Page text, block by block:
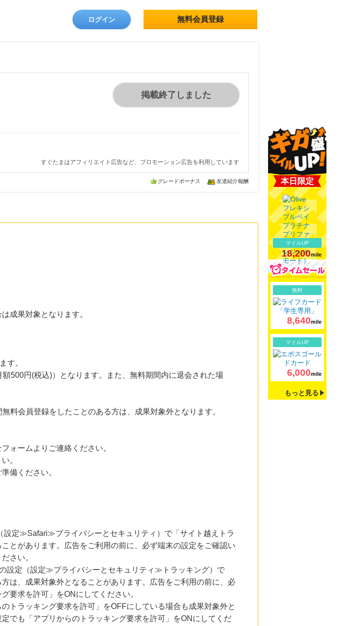
ログイン 無料会員登録
掲載終了しました
すぐたまはアフィリエイト広告など、プロモーション広告を利用しています
グレードボーナス 友達紹介報酬
成果対象となります。
す。
500円(税込)）となります。また、無料期間内に退会された場
料会員登録をしたことのある方は、成果対象外となります。
ォームよりご連絡ください。
。
備ください。
定≫Safari≫プライバシーとセキュリティ）で「サイト越えトラ
とがあります。広告をご利用の前に、必ず端末の設定をご確認い
さい。
設定（設定≫プライバシーとセキュリティ≫トラッキング）で
は、成果対象外となることがあります。広告をご利用の前に、必
要求を許可」をONにしてください。
トラッキング要求を許可」をOFFにしている場合も成果対象外と
でも「アプリからのトラッキング要求を許可」をONにしてくだ
本日限定
マイルUP
18,200mile
無料
8,640mile
マイルUP
6,000mile
もっと見る